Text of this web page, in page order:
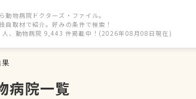
動物病院ドクターズ・ファイル。
自取材で紹介。好みの条件で検索！
人、動物病院 9,443 件掲載中！(2026年08月08日現在)
病院一覧